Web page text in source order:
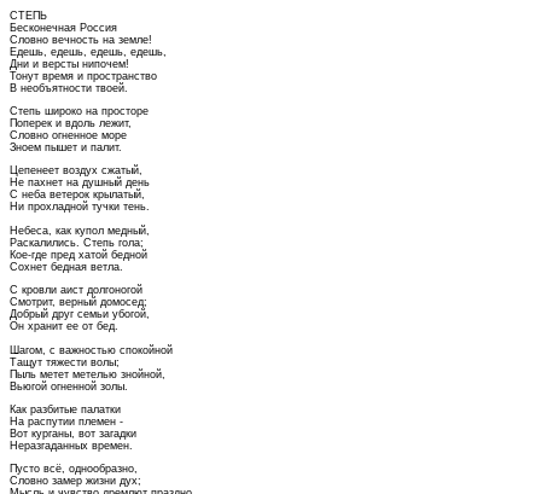
СТЕПЬ
Бесконечная Россия
Словно вечность на земле!
Едешь, едешь, едешь, едешь,
Дни и версты нипочем!
Тонут время и пространство
В необъятности твоей.
Степь широко на просторе
Поперек и вдоль лежит,
Словно огненное море
Зноем пышет и палит.
Цепенеет воздух сжатый,
Не пахнет на душный день
С неба ветерок крылатый,
Ни прохладной тучки тень.
Небеса, как купол медный,
Раскалились. Степь гола;
Кое-где пред хатой бедной
Сохнет бедная ветла.
С кровли аист долгоногой
Смотрит, верный домосед;
Добрый друг семьи убогой,
Он хранит ее от бед.
Шагом, с важностью спокойной
Тащут тяжести волы;
Пыль метет метелью знойной,
Вьюгой огненной золы.
Как разбитые палатки
На распутии племен -
Вот курганы, вот загадки
Неразгаданных времен.
Пусто всё, однообразно,
Словно замер жизни дух;